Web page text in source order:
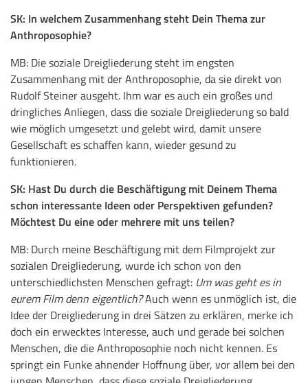
SK: In welchem Zusammenhang steht Dein Thema zur
Anthroposophie?
MB: Die soziale Dreigliederung steht im engsten
Zusammenhang mit der Anthroposophie, da sie direkt von
Rudolf Steiner ausgeht. Ihm war es auch ein großes und
dringliches Anliegen, dass die soziale Dreigliederung so bald
wie möglich umgesetzt und gelebt wird, damit unsere
Gesellschaft es schaffen kann, wieder gesund zu
funktionieren.
SK: Hast Du durch die Beschäftigung mit Deinem Thema
schon interessante Ideen oder Perspektiven gefunden?
Möchtest Du eine oder mehrere mit uns teilen?
MB: Durch meine Beschäftigung mit dem Filmprojekt zur
sozialen Dreigliederung, wurde ich schon von den
unterschiedlichsten Menschen gefragt: Um was geht es in
eurem Film denn eigentlich?Auch wenn es unmöglich ist, die
Idee der Dreigliederung in drei Sätzen zu erklären, merke ich
doch ein erwecktes Interesse, auch und gerade bei solchen
Menschen, die die Anthroposophie noch nicht kennen. Es
springt ein Funke ahnender Hoffnung über, vor allem bei den